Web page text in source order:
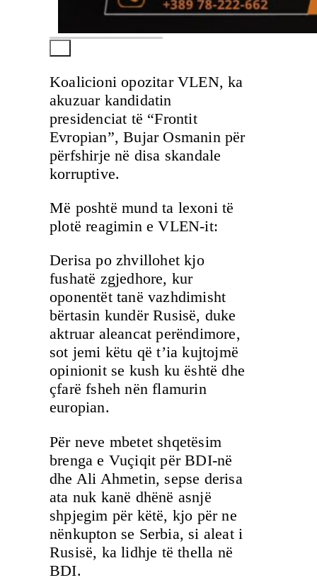
Koalicioni opozitar VLEN, ka
akuzuar kandidatin
presidenciat të “Frontit
Evropian”, Bujar Osmanin për
përfshirje në disa skandale
korruptive.
Më poshtë mund ta lexoni të
plotë reagimin e VLEN-it:
Derisa po zhvillohet kjo
fushatë zgjedhore, kur
oponentët tanë vazhdimisht
bërtasin kundër Rusisë, duke
aktruar aleancat perëndimore,
sot jemi këtu që t’ia kujtojmë
opinionit se kush ku është dhe
çfarë fsheh nën flamurin
europian.
Për neve mbetet shqetësim
brenga e Vuçiqit për BDI-në
dhe Ali Ahmetin, sepse derisa
ata nuk kanë dhënë asnjë
shpjegim për këtë, kjo për ne
nënkupton se Serbia, si aleat i
Rusisë, ka lidhje të thella në
BDI.